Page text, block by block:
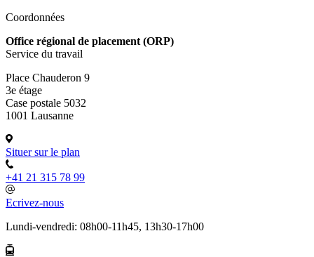
Coordonnées
Office régional de placement (ORP)
Service du travail
Place Chauderon 9
3e étage
Case postale 5032
1001 Lausanne
Situer sur le plan
+41 21 315 78 99
Ecrivez-nous
Lundi-vendredi: 08h00-11h45, 13h30-17h00